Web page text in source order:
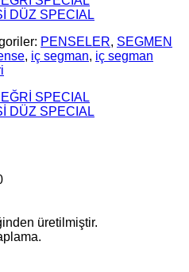
PENSELER, SEGMEN
, iç segman, iç segman
üretilmiştir.